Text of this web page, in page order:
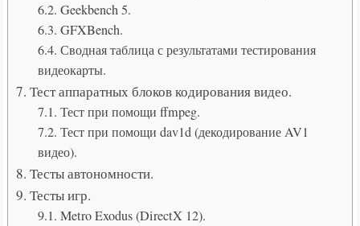
6.2. Geekbench 5.
6.3. GFXBench.
6.4. Сводная таблица с результатами тестирования
видеокарты.
7. Тест аппаратных блоков кодирования видео.
7.1. Тест при помощи ffmpeg.
7.2. Тест при помощи dav1d (декодирование AV1
видео).
8. Тесты автономности.
9. Тесты игр.
9.1. Metro Exodus (DirectX 12).